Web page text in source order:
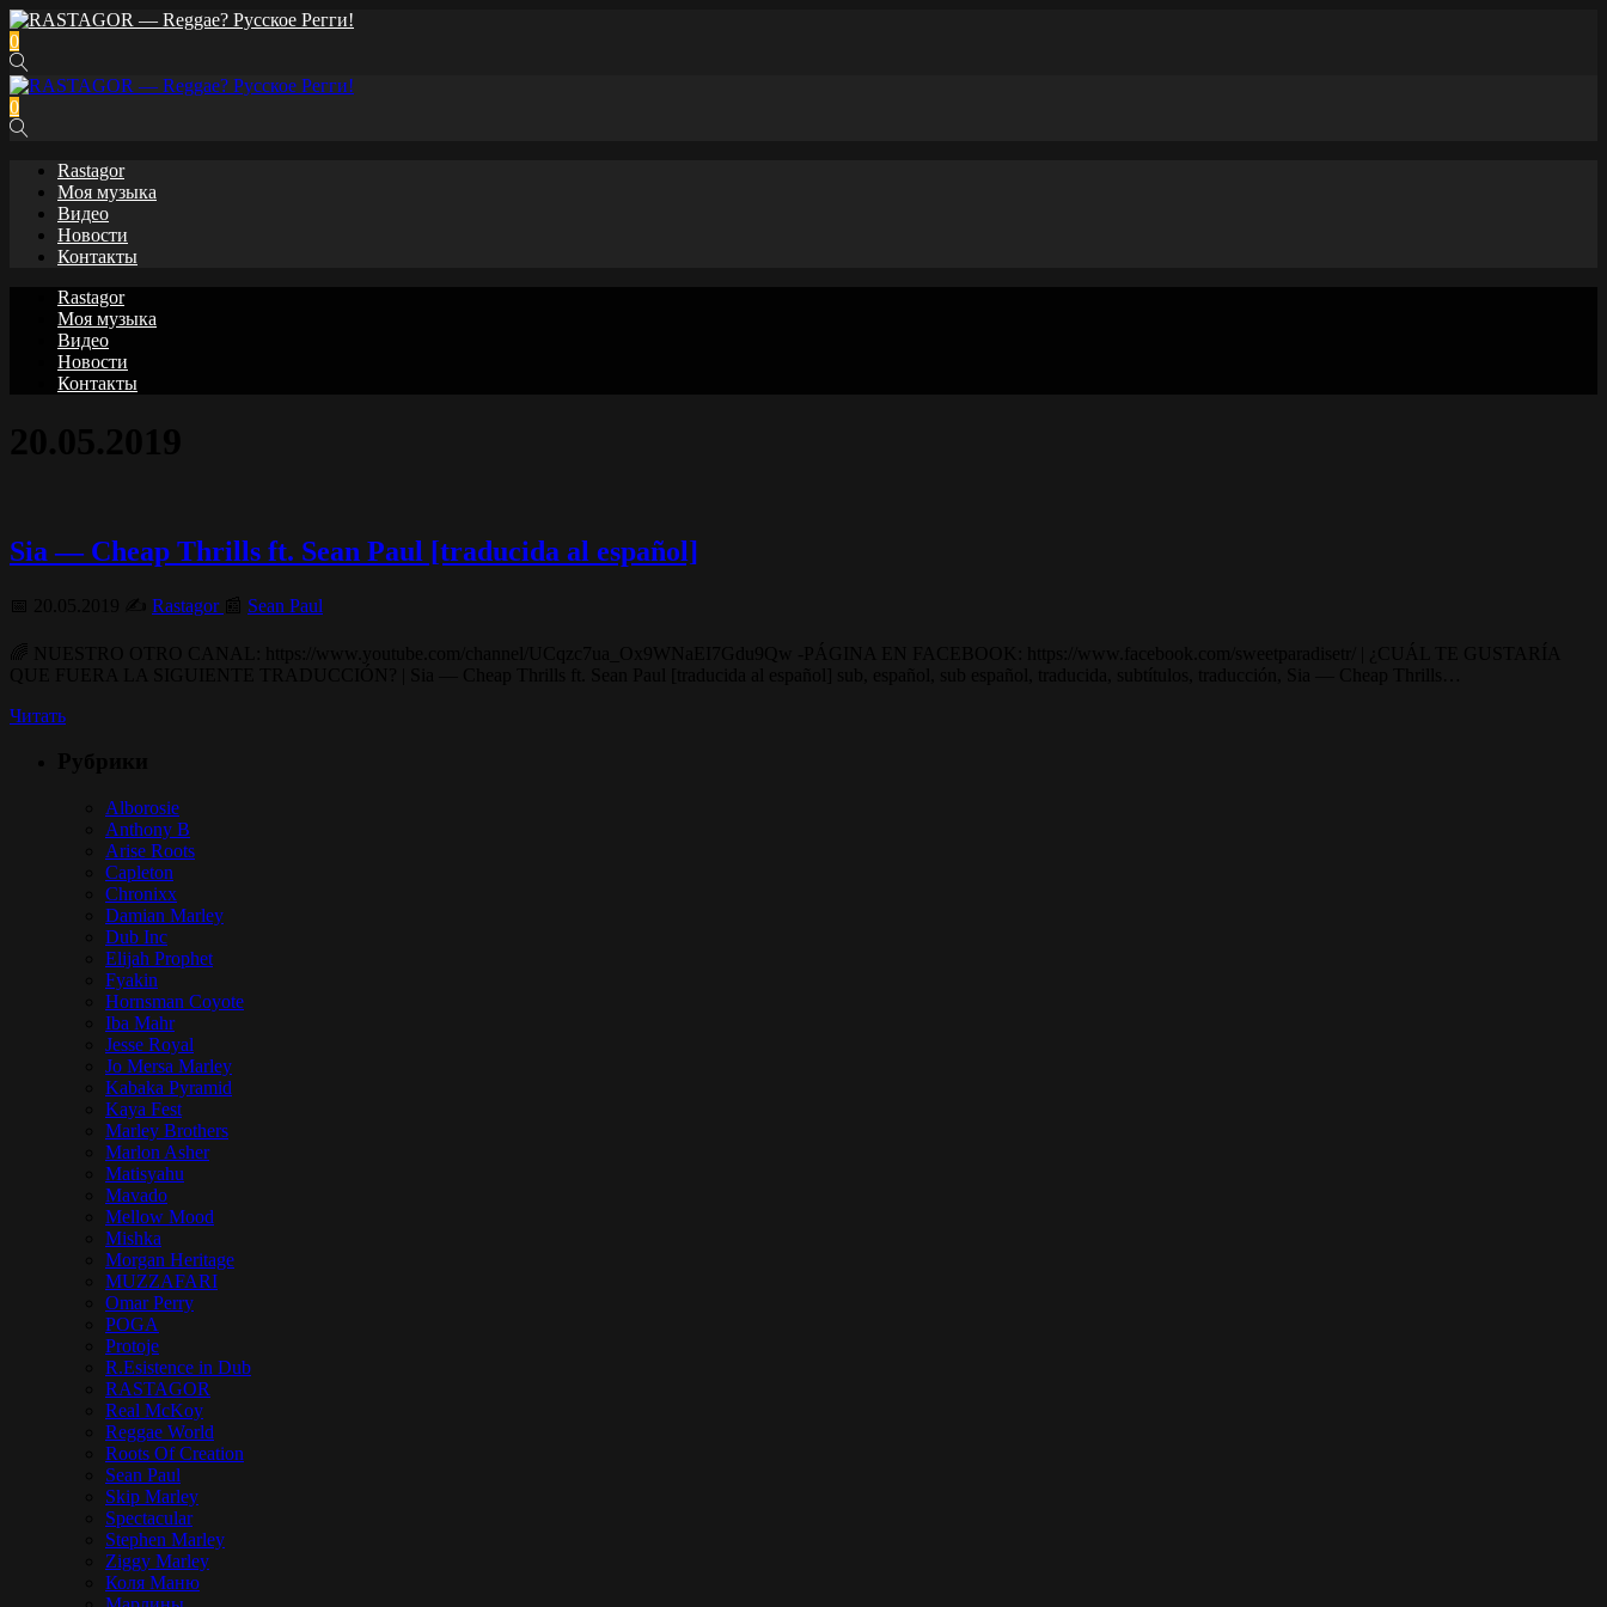
0
0
Rastagor
Моя музыка
Видео
Новости
Контакты
Rastagor
Моя музыка
Видео
Новости
Контакты
Sia — Cheap Thrills ft. Sean Paul [traducida al español]
Rastagor Sean Paul
Читать
Alborosie
Anthony B
Arise Roots
Capleton
Chronixx
Damian Marley
Dub Inc
Elijah Prophet
Fyakin
Hornsman Coyote
Iba Mahr
Jesse Royal
Jo Mersa Marley
Kabaka Pyramid
Kaya Fest
Marley Brothers
Marlon Asher
Matisyahu
Mavado
Mellow Mood
Mishka
Morgan Heritage
MUZZAFARI
Omar Perry
POGA
Protoje
R.Esistence in Dub
RASTAGOR
Real McKoy
Reggae World
Roots Of Creation
Sean Paul
Skip Marley
Spectacular
Stephen Marley
Ziggy Marley
Коля Маню